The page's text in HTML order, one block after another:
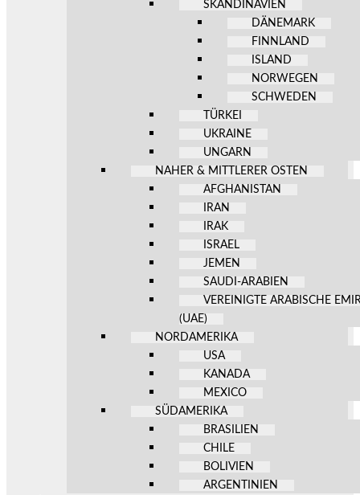
SKANDINAVIEN
DÄNEMARK
FINNLAND
ISLAND
NORWEGEN
SCHWEDEN
TÜRKEI
UKRAINE
UNGARN
NAHER & MITTLERER OSTEN
AFGHANISTAN
IRAN
IRAK
ISRAEL
JEMEN
SAUDI-ARABIEN
VEREINIGTE ARABISCHE
(UAE)
NORDAMERIKA
USA
KANADA
MEXICO
SÜDAMERIKA
BRASILIEN
CHILE
BOLIVIEN
ARGENTINIEN